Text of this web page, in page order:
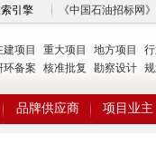
引擎 《中国石油招标网
建项目 重大项目 地方项目
环备案
核准批复 勘察设计
品牌供应商 项目业主